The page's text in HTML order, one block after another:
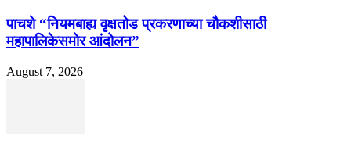
पाचशे “नियमबाह्य वृक्षतोड प्रकरणाच्या चौकशीसाठी
महापालिकेसमोर आंदोलन”
August 7, 2026